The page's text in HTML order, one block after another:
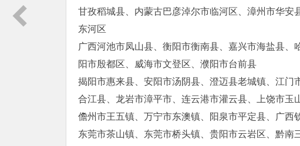
甘孜稻城县、内蒙古巴彦淖尔市临河区、漳州市华
东河区
广西河池市凤山县、衡阳市衡南县、嘉兴市海盐县
阳市殷都区、威海市文登区、濮阳市台前县
揭阳市惠来县、安阳市汤阴县、澄迈县老城镇、江
合江县、龙岩市漳平市、连云港市灌云县、上饶市玉
儋州市王五镇、万宁市东澳镇、阳泉市平定县、广西
东莞市茶山镇、东莞市桥头镇、贵阳市云岩区、黔南